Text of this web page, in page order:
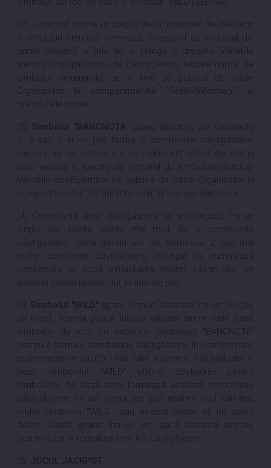
(2) Jucătorul obține un câștig dacă un numar de cel puțin
3 simboluri identice formează, începând cu simbolul din
prima coloană, o linie de la stânga la dreapta. Variațiile
liniilor și multiplicatorul de câștig pentru fiecare număr de
simboluri acumulate pe o linie se publică de către
Organizator în compartimentul "Setări/Informații" al
biletului electronic.
(3) Simbolul "BANCNOTĂ" apare aleatoriu pe coloanele
2, 3 sau 4 și nu pot forma o combinație câștigătoare.
Fiecare tip de simbol are un coeficient diferit de câștig
care variază în funcție de numărul de simboluri identice.
Variațiile coeficienților se publică de către Organizator în
compartimentul "Setări/Informații" al biletului electronic.
(4) Combinația (linia) câștigătoare se evidențiază. Într-un
singur joc poate exista mai mult de o combinație
câștigătoare. Dacă într-un joc se formează 2 sau mai
multe combinații câștigătoare, câștigul se cumulează
consecutiv și, după vizualizarea tuturor câștigurilor, se
alocă în contul jucătorului, la final de joc.
(5) Simbolul "WILD" apare în mod aleatoriu într-un joc (pe
un bilet), acesta poate înlocui oricare dintre cele șase
simboluri de joc, cu excepția simbolului "BANCNOTĂ"
pentru a forma o combinație câștigătoare, în conformitate
cu prevederile alin.(2). Linia care a devenit câștigătoare în
baza simbolului "WILD" obține câștigurile pentru
simbolurile de bază care formează această combinație
câștigătoare. Într-un singur joc pot apărea unul sau mai
multe simboluri "WILD", sau acesta poate să nu apară
deloc. Odată apărut într-un joc, dacă această acțiune
poate duce la formarea unei linii câștigătoare.
(6) JOCUL JACKPOT